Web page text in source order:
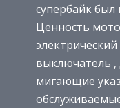
супербайк был
Ценность
выключатель ,
мигающие